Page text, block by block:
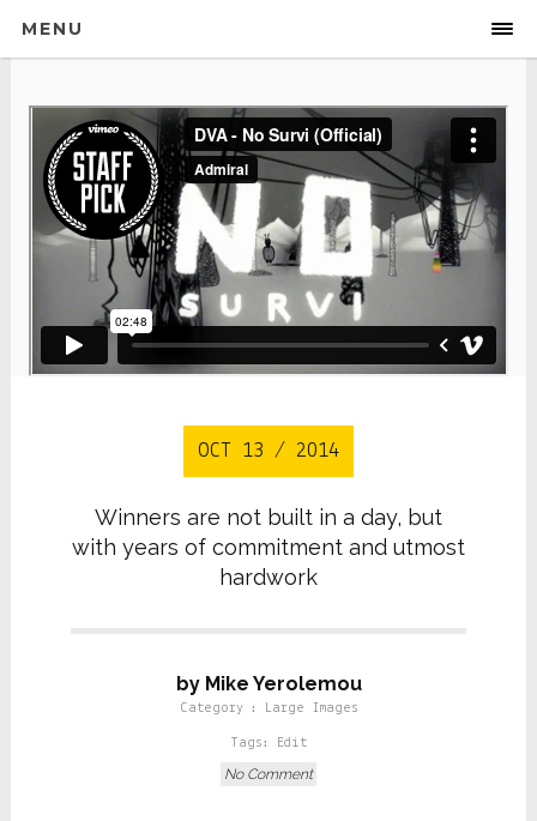
MENU
OCT 13 / 2014
Winners are not built in a day, but
with years of commitment and utmost
hardwork
by Mike Yerolemou
Category : Large Images
Tags: Edit
No Comment